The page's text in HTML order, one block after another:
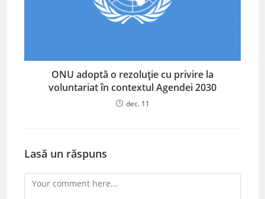
ONU adoptă o rezoluție cu privire la
voluntariat în contextul Agendei 2030
dec. 11
Lasă un răspuns
Comment